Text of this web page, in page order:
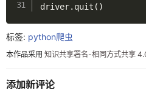
driver.quit ( )
标签: python爬虫
本作品采用 知识共享署名-相同方式共享
添加新评论